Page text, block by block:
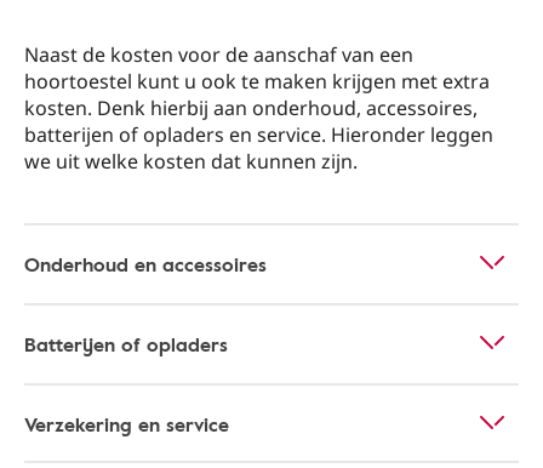
Naast de kosten voor de aanschaf van een
hoortoestel kunt u ook te maken krijgen met extra
kosten. Denk hierbij aan onderhoud, accessoires,
batterijen of opladers en service. Hieronder leggen
we uit welke kosten dat kunnen zijn.
Onderhoud en accessoires
Batterijen of opladers
Verzekering en service